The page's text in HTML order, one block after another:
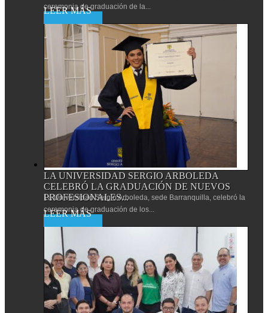
ceremonia de graduación de la...
LA UNIVERSIDAD SERGIO ARBOLEDA
CELEBRÓ LA GRADUACIÓN DE NUEVOS
PROFESIONALES...
La Universidad Sergio Arboleda, sede Barranquilla, celebró la
ceremonia de graduación de los...